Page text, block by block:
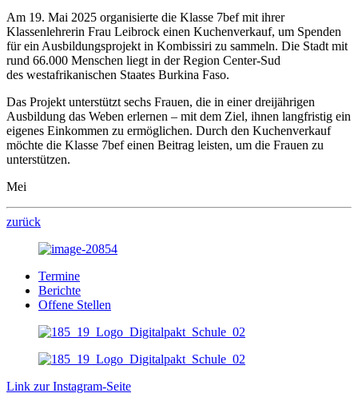
Am 19. Mai 2025 organisierte die Klasse 7bef mit ihrer
Klassenlehrerin Frau Leibrock einen Kuchenverkauf, um Spenden
für ein Ausbildungsprojekt in Kombissiri zu sammeln. Die Stadt mit
rund 66.000 Menschen liegt in der Region Center-Sud
des westafrikanischen Staates Burkina Faso.
Das Projekt unterstützt sechs Frauen, die in einer dreijährigen
Ausbildung das Weben erlernen – mit dem Ziel, ihnen langfristig ein
eigenes Einkommen zu ermöglichen. Durch den Kuchenverkauf
möchte die Klasse 7bef einen Beitrag leisten, um die Frauen zu
unterstützen.
Mei
zurück
Termine
Berichte
Offene Stellen
Link zur Instagram-Seite